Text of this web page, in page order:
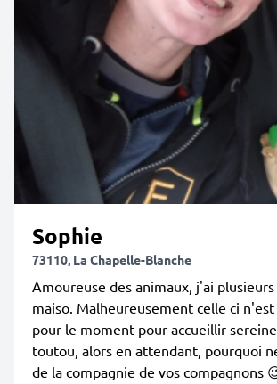
Sophie
73110, La Chapelle-Blanche
Amoureuse des animaux, j'ai plusieurs
maiso. Malheureusement celle ci n'est
pour le moment pour accueillir
toutou, alors en attendant, pourquoi
de la compagnie de vos compagnons